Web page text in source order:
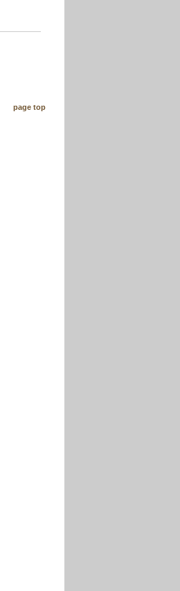
page top